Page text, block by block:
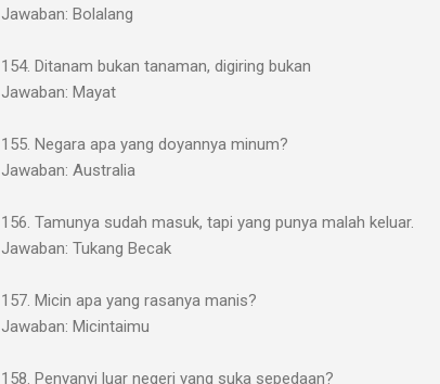
Jawaban: Bolalang
154. Ditanam bukan tanaman, digiring bukan
Jawaban: Mayat
155. Negara apa yang doyannya minum?
Jawaban: Australia
156. Tamunya sudah masuk, tapi yang punya malah keluar.
Jawaban: Tukang Becak
157. Micin apa yang rasanya manis?
Jawaban: Micintaimu
158. Penyanyi luar negeri yang suka sepedaan?